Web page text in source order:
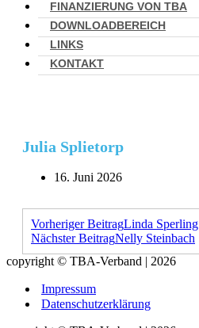
FINANZIERUNG VON TBA
DOWNLOADBEREICH
LINKS
KONTAKT
Julia Splietorp
16. Juni 2026
Vorheriger BeitragLinda Sperling
Nächster BeitragNelly Steinbach
copyright © TBA-Verband | 2026
Impressum
Datenschutzerklärung